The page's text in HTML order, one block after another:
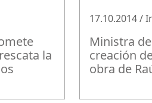
la
17.10.2014 /
Ministra
creación
obra de